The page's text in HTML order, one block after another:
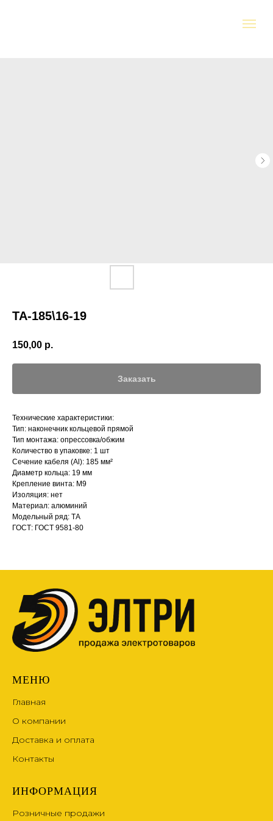
ТА-185\16-19
150,00 р.
Заказать
Технические характеристики:
Тип: наконечник кольцевой прямой
Тип монтажа: опрессовка/обжим
Количество в упаковке: 1 шт
Сечение кабеля (Al): 185 мм²
Диаметр кольца: 19 мм
Крепление винта: М9
Изоляция: нет
Материал: алюминий
Модельный ряд: ТА
ГОСТ: ГОСТ 9581-80
МЕНЮ
Главная
О компании
Доставка и оплата
Контакты
ИНФОРМАЦИЯ
Розничные продажи